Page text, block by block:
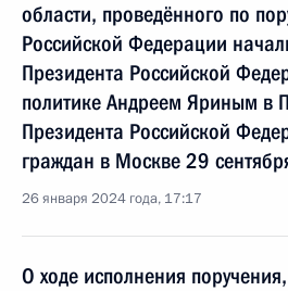
области, проведённого по
Российской Федерации
Президента Российской
политике Андреем Яриным в
Президента Российской
граждан в Москве 29
26 января 2024 года, 17:17
О ходе исполнения